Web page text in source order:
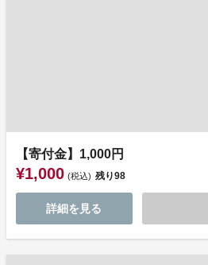
【寄付金】1,000円
¥1,000 (税込) 残り98
詳細を見る